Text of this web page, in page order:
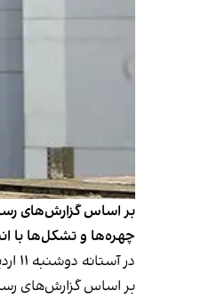
چهره‌ها و تشکل‌ها با
در آستانه دوشنبه ۱۱ اردیبهشت برابر با اول مه، روز جهانی کارگر، جمهوری اسلامی فشارهای خود را علیه فعالان صنفی معلمان و کارگران افزایش داده است.
بر اساس گزارش‌های